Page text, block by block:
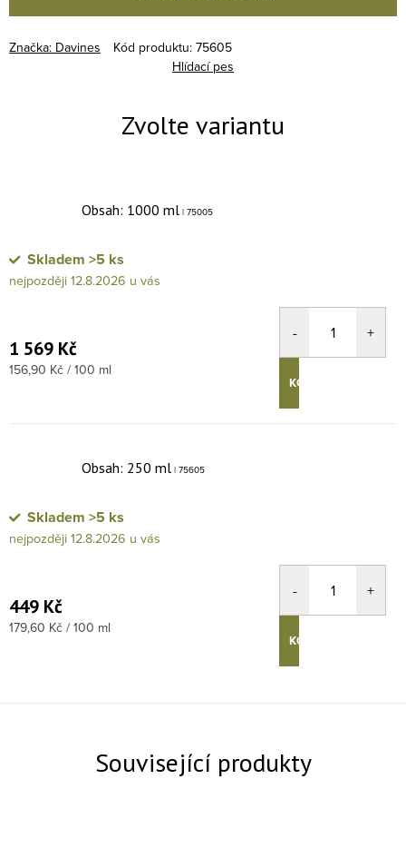
Značka: Davines Kód produktu: 75605
Hlídací pes
Obsah: 1000 ml | 75005
Skladem >5 ks
12.8.2026
1 569 Kč
Měrná cena:
156,90 Kč / 100 ml
KOUPIT
Obsah: 250 ml | 75605
Skladem >5 ks
12.8.2026
449 Kč
Měrná cena:
179,60 Kč / 100 ml
KOUPIT
Související produkty